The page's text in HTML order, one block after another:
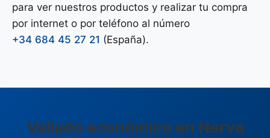
para ver nuestros productos y realizar tu compra
por internet o por teléfono al número
+34 684 45 27 21 (España).
Vallado económico en Nerva